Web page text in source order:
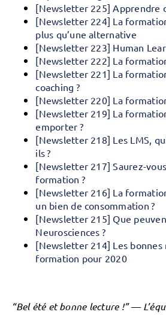
[Newsletter 225] Apprendre
[Newsletter 224] La
plus qu’une alternative
[Newsletter 223] Human
[Newsletter 222] La
[Newsletter 221] La
coaching ?
[Newsletter 220] La
[Newsletter 219] La
emporter ?
[Newsletter 218] Les LMS,
ils ?
[Newsletter 217] Saurez-
formation ?
[Newsletter 216] La
un bien de consommation ?
[Newsletter 215] Que
Neurosciences ?
[Newsletter 214] Les bonnes
formation pour 2020
“Bel été et bonne lecture !” —